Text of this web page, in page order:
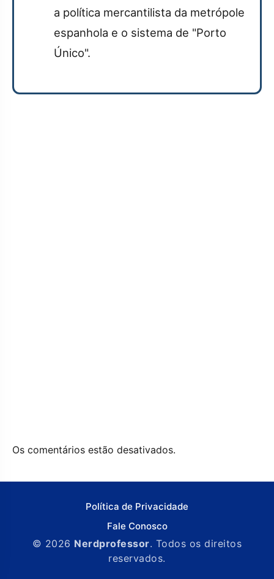
a política mercantilista da metrópole
espanhola e o sistema de "Porto
Único".
Os comentários estão desativados.
Política de Privacidade
Fale Conosco
© 2026 Nerdprofessor. Todos os direitos
reservados.